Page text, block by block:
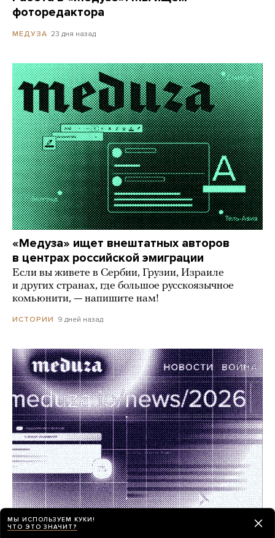
фоторедактора
МЕДУЗА 23 дня назад
«Медуза» ищет внештатных авторов
в центрах российской эмиграции
Если вы живете в Сербии, Грузии, Израиле
и других странах, где большое русскоязычное
комьюнити, — напишите нам!
ИСТОРИИ 9 дней назад
Работа в «Медузе»! Мы ищем редактора
МЫ ИСПОЛЬЗУЕМ КУКИ!
ЧТО ЭТО ЗНАЧИТ?